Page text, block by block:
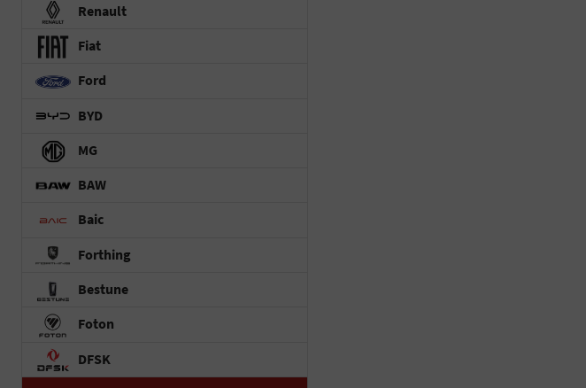
Renault
Fiat
Ford
BYD
MG
BAW
Baic
Forthing
Bestune
Foton
DFSK